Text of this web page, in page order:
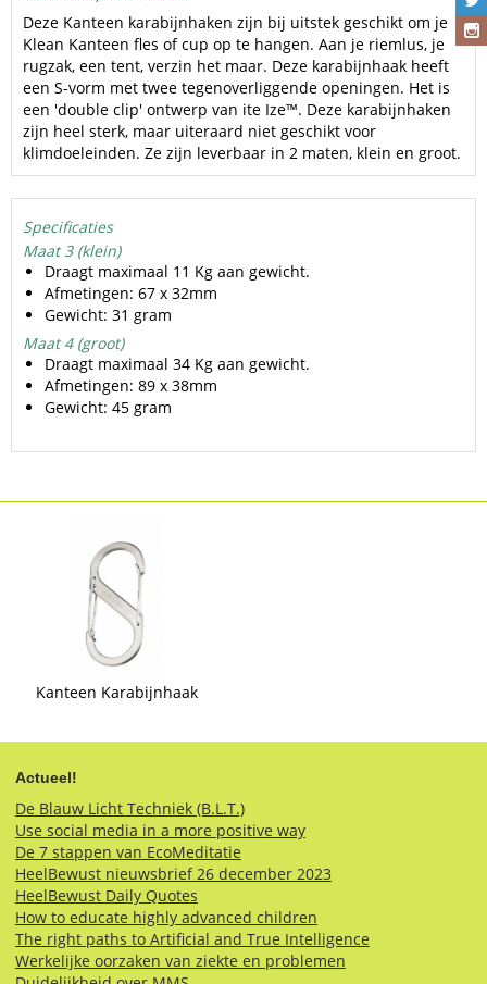
Deze Kanteen karabijnhaken zijn bij uitstek geschikt om je
Klean Kanteen fles of cup op te hangen. Aan je riemlus, je
rugzak, een tent, verzin het maar. Deze karabijnhaak heeft
een S-vorm met twee tegenoverliggende openingen. Het is
een 'double clip' ontwerp van ite Ize™. Deze karabijnhaken
zijn heel sterk, maar uiteraard niet geschikt voor
klimdoeleinden. Ze zijn leverbaar in 2 maten, klein en groot.
Specificaties
Maat 3 (klein)
Draagt maximaal 11 Kg aan gewicht.
Afmetingen: 67 x 32mm
Gewicht: 31 gram
Maat 4 (groot)
Draagt maximaal 34 Kg aan gewicht.
Afmetingen: 89 x 38mm
Gewicht: 45 gram
Kanteen Karabijnhaak
Actueel!
De Blauw Licht Techniek (B.L.T.)
Use social media in a more positive way
De 7 stappen van EcoMeditatie
HeelBewust nieuwsbrief 26 december 2023
HeelBewust Daily Quotes
How to educate highly advanced children
The right paths to Artificial and True Intelligence
Werkelijke oorzaken van ziekte en problemen